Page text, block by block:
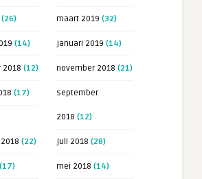
(26) maart 2019 (32)
(14) januari 2019 (14)
2018 (12) november 2018 (21)
(17) september
2018 (12)
(22) juli 2018 (28)
(17) mei 2018 (14)